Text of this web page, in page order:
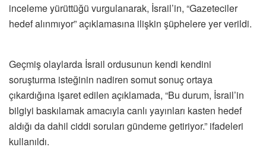
inceleme yürüttüğü vurgulanarak, İsrail’in, “Gazeteciler
hedef alınmıyor” açıklamasına ilişkin şüphelere yer verildi.
Geçmiş olaylarda İsrail ordusunun kendi kendini
soruşturma isteğinin nadiren somut sonuç ortaya
çıkardığına işaret edilen açıklamada, “Bu durum, İsrail’in
bilgiyi baskılamak amacıyla canlı yayınları kasten hedef
aldığı da dahil ciddi soruları gündeme getiriyor.” ifadeleri
kullanıldı.